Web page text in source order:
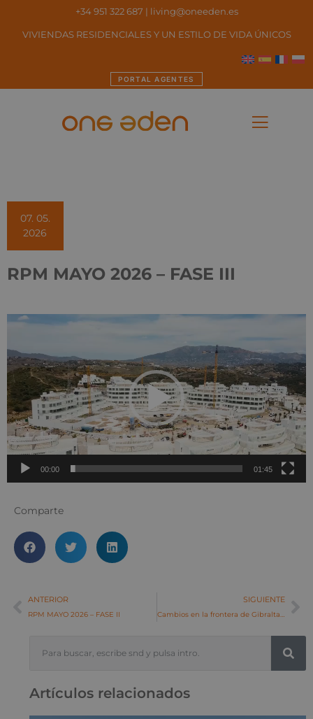
+34 951 322 687 | living@oneeden.es
VIVIENDAS RESIDENCIALES Y UN ESTILO DE VIDA ÚNICOS
PORTAL AGENTES
07. 05.
2026
RPM MAYO 2026 – FASE III
Reproductor
vídeo
00:00 01:45
Comparte
ANTERIOR
RPM MAYO 2026 – FASE II
SIGUIENTE
Artículos relacionados